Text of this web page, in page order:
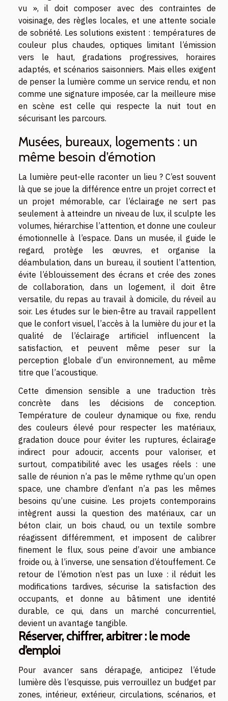
vu », il doit composer avec des contraintes de
voisinage, des règles locales, et une attente sociale
de sobriété. Les solutions existent : températures de
couleur plus chaudes, optiques limitant l’émission
vers le haut, gradations progressives, horaires
adaptés, et scénarios saisonniers. Mais elles exigent
de penser la lumière comme un service rendu, et non
comme une signature imposée, car la meilleure mise
en scène est celle qui respecte la nuit tout en
sécurisant les parcours.
Musées, bureaux, logements : un
même besoin d’émotion
La lumière peut-elle raconter un lieu ? C’est souvent
là que se joue la différence entre un projet correct et
un projet mémorable, car l’éclairage ne sert pas
seulement à atteindre un niveau de lux, il sculpte les
volumes, hiérarchise l’attention, et donne une couleur
émotionnelle à l’espace. Dans un musée, il guide le
regard, protège les œuvres, et organise la
déambulation, dans un bureau, il soutient l’attention,
évite l’éblouissement des écrans et crée des zones
de collaboration, dans un logement, il doit être
versatile, du repas au travail à domicile, du réveil au
soir. Les études sur le bien-être au travail rappellent
que le confort visuel, l’accès à la lumière du jour et la
qualité de l’éclairage artificiel influencent la
satisfaction, et peuvent même peser sur la
perception globale d’un environnement, au même
titre que l’acoustique.
Cette dimension sensible a une traduction très
concrète dans les décisions de conception.
Température de couleur dynamique ou fixe, rendu
des couleurs élevé pour respecter les matériaux,
gradation douce pour éviter les ruptures, éclairage
indirect pour adoucir, accents pour valoriser, et
surtout, compatibilité avec les usages réels : une
salle de réunion n’a pas le même rythme qu’un open
space, une chambre d’enfant n’a pas les mêmes
besoins qu’une cuisine. Les projets contemporains
intègrent aussi la question des matériaux, car un
béton clair, un bois chaud, ou un textile sombre
réagissent différemment, et imposent de calibrer
finement le flux, sous peine d’avoir une ambiance
froide ou, à l’inverse, une sensation d’étouffement. Ce
retour de l’émotion n’est pas un luxe : il réduit les
modifications tardives, sécurise la satisfaction des
occupants, et donne au bâtiment une identité
durable, ce qui, dans un marché concurrentiel,
devient un avantage tangible.
Réserver, chiffrer, arbitrer : le mode
d’emploi
Pour avancer sans dérapage, anticipez l’étude
lumière dès l’esquisse, puis verrouillez un budget par
zones, intérieur, extérieur, circulations, scénarios, et